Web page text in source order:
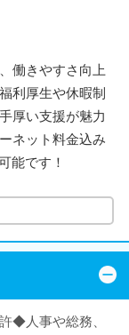
働きやすさ向上
利厚生や休暇制
厚い支援が魅力
ネット料金込み
能です！
◆人事や総務、